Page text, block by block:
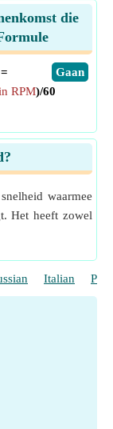
die
​Gaan
=
RPM)/60
waarmee
Het heeft zowel
Italian